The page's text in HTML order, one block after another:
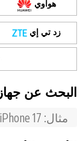
هواوي
زد تي إي
البحث عن جهاز